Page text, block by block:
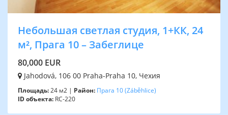
Небольшая светлая студия, 1+КК, 24
м², Прага 10 – Забеглице
80,000 EUR
Jahodová, 106 00 Praha-Praha 10, Чехия
Площадь:24 м2 | Район: Прага 10(Záběhlice)
ID объекта: RC-220